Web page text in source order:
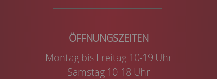
Montag bis Freitag 10-19 Uhr
Samstag 10-18 Uhr